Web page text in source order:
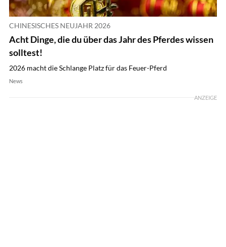
CHINESISCHES NEUJAHR 2026
Acht Dinge, die du über das Jahr des Pferdes wissen
solltest!
2026 macht die Schlange Platz für das Feuer-Pferd
News
ANZEIGE